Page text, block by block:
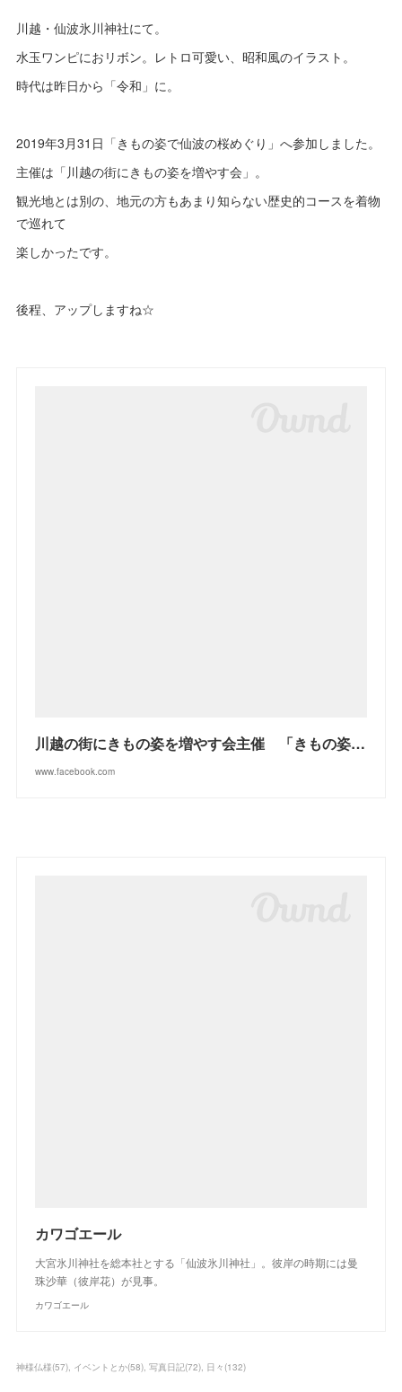
川越・仙波氷川神社にて。
水玉ワンピにおリボン。レトロ可愛い、昭和風のイラスト。
時代は昨日から「令和」に。
2019年3月31日「きもの姿で仙波の桜めぐり」へ参加しました。
主催は「川越の街にきもの姿を増やす会」。
観光地とは別の、地元の方もあまり知らない歴史的コースを着物
で巡れて
楽しかったです。
後程、アップしますね☆
川越の街にきもの姿を増やす会主催 「きもの姿で裏路地散策」
www.facebook.com
カワゴエール
大宮氷川神社を総本社とする「仙波氷川神社」。彼岸の時期には曼
珠沙華（彼岸花）が見事。
カワゴエール
神様仏様(57) イベントとか(58) 写真日記(72) 日々 (132)